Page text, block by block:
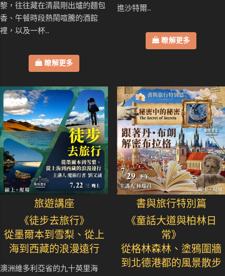
黎，往往藏在清晨剛出爐的麵包
香、午餐時段熱鬧喧騰的酒館
裡，以及一杯..
瞭解更多
進沙特爾..
瞭解更多
旅遊講座
《徒步去旅行》
從墨爾本到雪梨、從上
海到西藏的浪漫遠行
澳洲維多利亞省的九十英里海
書與旅行特別篇
《童話大道與柏林日
常》
從格林森林、塗鴉圍牆
到北德港都的風景散步